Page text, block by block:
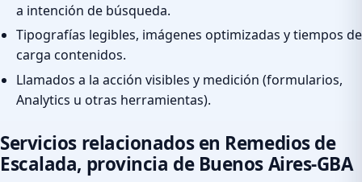
a intención de búsqueda.
Tipografías legibles, imágenes optimizadas y tiempos de
carga contenidos.
Llamados a la acción visibles y medición (formularios,
Analytics u otras herramientas).
Servicios relacionados en Remedios de
Escalada, provincia de Buenos Aires-GBA